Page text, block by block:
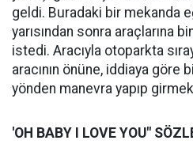
geldi. Buradaki bir mekanda
yarısından sonra araçlarına
istedi. Aracıyla otoparkta
aracının önüne, iddiaya göre
yönden manevra yapıp
'OH BABY I LOVE YOU"